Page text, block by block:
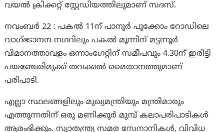
വയല്‍ ക്രിക്കറ്റ് സ്റ്റേഡിയത്തിലുമാണ് സദസ്.
നവംബർ 22 : പകല്‍ 11ന് പാനൂര്‍ പൂക്കോം റോഡിലെ
വാഗ്ഭടാനന്ദ നഗറിലും പകല്‍ മൂന്നിന് മട്ടന്നൂര്‍
വിമാനത്താവളം ഒന്നാംഗേറ്റിന് സമീപവും 4.30ന് ഇരിട്ടി
പയഞ്ചേരിമുക്ക് തവക്കല്‍ മൈതാനത്തുമാണ്
പരിപാടി.
എല്ലാ സ്ഥലങ്ങളിലും മുഖ്യമന്ത്രിയും മന്ത്രിമാരും
എത്തുന്നതിന് ഒരു മണിക്കൂർ മുമ്പ് കലാപരിപാടികൾ
ആരംഭിക്കും. സ്വാതന്ത്ര്യ സമര സേനാനികൾ, വിവിധ